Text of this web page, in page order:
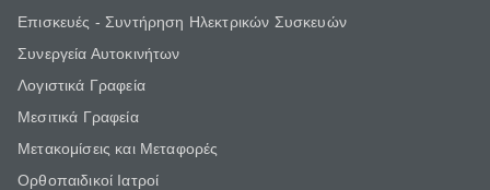
Επισκευές - Συντήρηση Ηλεκτρικών Συσκευών
Συνεργεία Αυτοκινήτων
Λογιστικά Γραφεία
Μεσιτικά Γραφεία
Μετακομίσεις και Μεταφορές
Ορθοπαιδικοί Ιατροί